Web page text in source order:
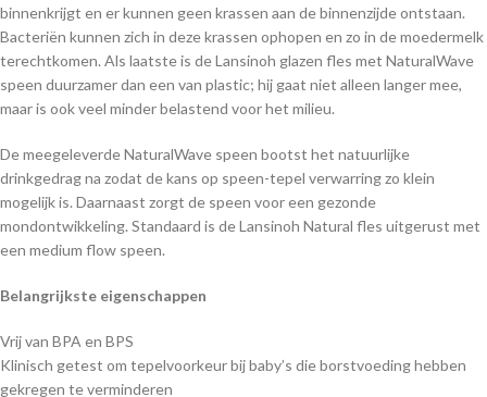
binnenkrijgt en er kunnen geen krassen aan de binnenzijde ontstaan.
Bacteriën kunnen zich in deze krassen ophopen en zo in de moedermelk
terechtkomen. Als laatste is de Lansinoh glazen fles met NaturalWave
speen duurzamer dan een van plastic; hij gaat niet alleen langer mee,
maar is ook veel minder belastend voor het milieu.
De meegeleverde NaturalWave speen bootst het natuurlijke
drinkgedrag na zodat de kans op speen-tepel verwarring zo klein
mogelijk is. Daarnaast zorgt de speen voor een gezonde
mondontwikkeling. Standaard is de Lansinoh Natural fles uitgerust met
een medium flow speen.
Belangrijkste eigenschappen
Vrij van BPA en BPS
Klinisch getest om tepelvoorkeur bij baby’s die borstvoeding hebben
gekregen te verminderen